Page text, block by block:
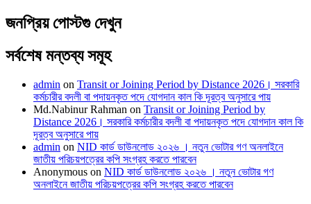
জনপ্রিয় পোস্টগু দেখুন
সর্বশেষ মন্তব্য সমূহ
admin on Transit or Joining Period by Distance 2026। সরকারি
কর্মচারীর বদলী বা পদায়নকৃত পদে যোগদান কাল কি দূরত্ব অনুসারে পায়
Md.Nabinur Rahman on Transit or Joining Period by
Distance 2026। সরকারি কর্মচারীর বদলী বা পদায়নকৃত পদে যোগদান কাল কি
দূরত্ব অনুসারে পায়
admin on NID কার্ড ডাউনলোড ২০২৬ । নতুন ভোটার গণ অনলাইনে
জাতীয় পরিচয়পত্রের কপি সংগ্রহ করতে পারবেন
Anonymous on NID কার্ড ডাউনলোড ২০২৬ । নতুন ভোটার গণ
অনলাইনে জাতীয় পরিচয়পত্রের কপি সংগ্রহ করতে পারবেন